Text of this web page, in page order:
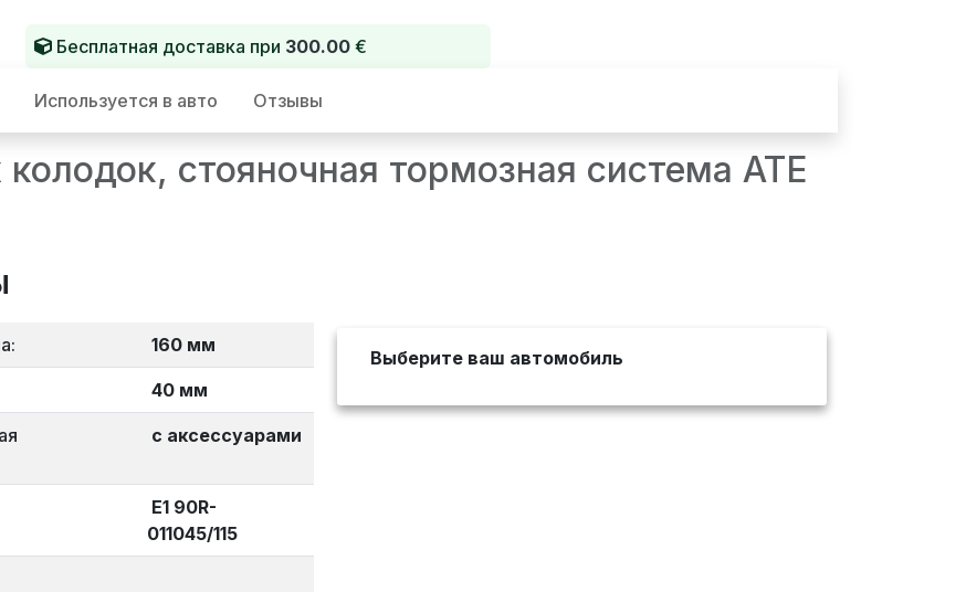
Бесплатная доставка при 300.00€
Используется в авто Отзывы
стояночная тормозная система ATE
160 мм
40 мм
с аксессуарами
E1 90R-
011045/115
Выберите ваш автомобиль